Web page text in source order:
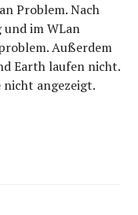
Problem. Nach
und im WLan
Außerdem
Earth laufen nicht.
nicht angezeigt.